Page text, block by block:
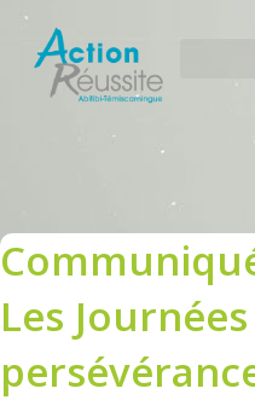
Aller
contenu
Les